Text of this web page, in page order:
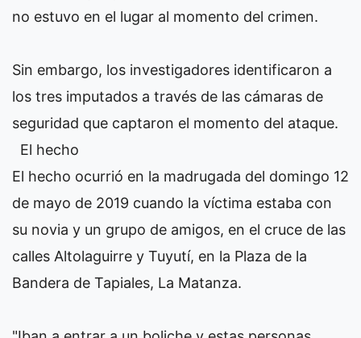
no estuvo en el lugar al momento del crimen.
Sin embargo, los investigadores identificaron a
los tres imputados a través de las cámaras de
seguridad que captaron el momento del ataque.
El hecho
El hecho ocurrió en la madrugada del domingo 12
de mayo de 2019 cuando la víctima estaba con
su novia y un grupo de amigos, en el cruce de las
calles Altolaguirre y Tuyutí, en la Plaza de la
Bandera de Tapiales, La Matanza.